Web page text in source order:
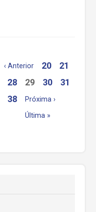
‹ Anterior 20
21
28 29 30
31
38
Próxima ›
Última »